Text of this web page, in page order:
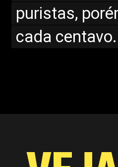
puristas,
cada centavo.
puristas,
cada centavo.